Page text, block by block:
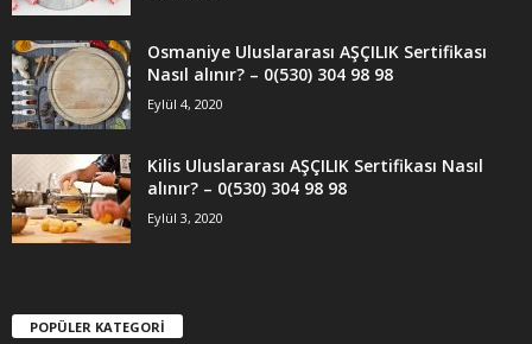
Osmaniye Uluslararası AŞÇILIK Sertifikası
Nasıl alınır? – 0(530) 304 98 98
Eylül 4, 2020
Kilis Uluslararası AŞÇILIK Sertifikası Nasıl
alınır? – 0(530) 304 98 98
Eylül 3, 2020
POPÜLER KATEGORİ